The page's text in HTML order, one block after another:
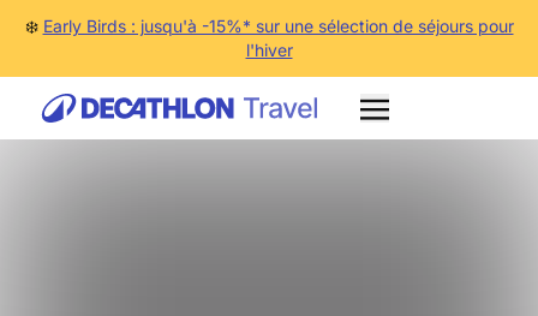
❄️ Early Birds : jusqu'à -15%* sur une sélection de séjours pour
l'hiver